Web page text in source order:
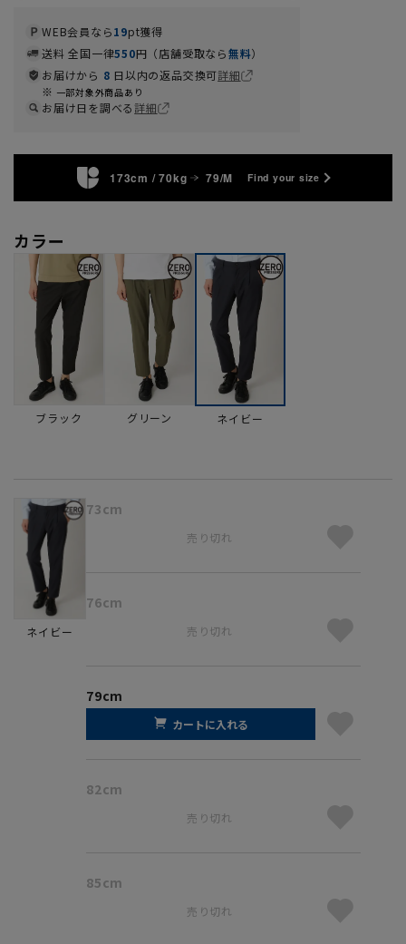
WEB会員なら19pt獲得
送料 全国一律550円（店舗受取なら無料）
お届けから 8 日以内の返品交換可詳細
一部対象外商品あり
お届け日を調べる詳細
173cm / 70kg 79/M Find your size
カラー
ブラック グリーン ネイビー
ネイビー
73cm
売り切れ
76cm
売り切れ
79cm
カートに入れる
82cm
売り切れ
85cm
売り切れ